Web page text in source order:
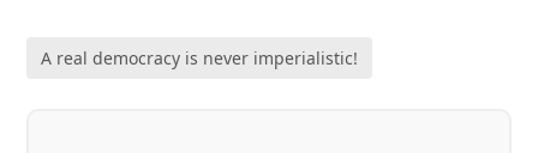
A real democracy is never imperialistic!